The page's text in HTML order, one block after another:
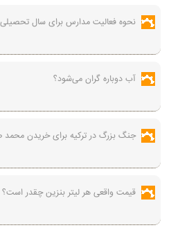
نحوه فعالیت مدارس برای سال
آب دوباره گران می‌شود؟
جنگ بزرگ در ترکیه برای خریدن محمد
قیمت واقعی هر لیتر بنزین چقدر است؟